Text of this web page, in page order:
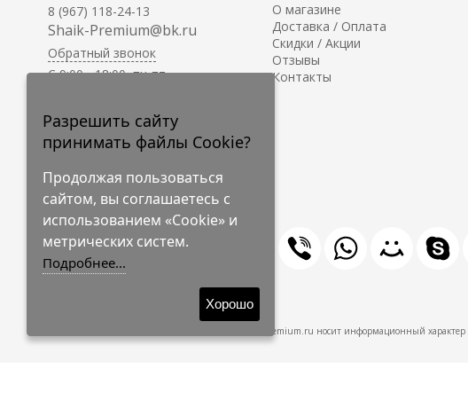
8 (967) 118-24-13
Shaik-Premium@bk.ru
Обратный звонок
C 9:00 - 18:00, пн-пт
круглосуточно.
О магазине
Доставка / Оплата
Скидки / Акции
Отзывы
Контакты
© 2009-2026 Shaik-Premium
Shaik-Premium.ru носит информационный характер
Разрешить сайту
принимать файлы Cookie?
Продолжая пользоваться
сайтом, вы соглашаетесь с
использованием «Cookie» и
метрических систем.
Подробнее...
Хорошо